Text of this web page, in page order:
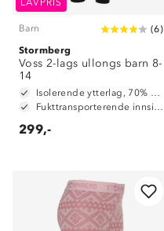
LAVPRIS
Barn (6)
Stormberg
Voss 2-lags ullongs barn 8-
14
Isolerende ytterlag, 70% merinoull / 30% polyester
Fukttransporterende innside, 100% polyester
299,-